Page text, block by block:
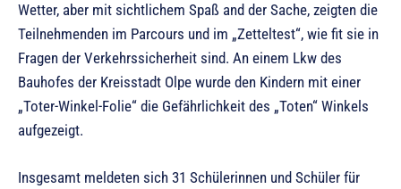
Wetter, aber mit sichtlichem Spaß and der Sache, zeigten die
Teilnehmenden im Parcours und im „Zetteltest“, wie fit sie in
Fragen der Verkehrssicherheit sind. An einem Lkw des
Bauhofes der Kreisstadt Olpe wurde den Kindern mit einer
„Toter-Winkel-Folie“ die Gefährlichkeit des „Toten“ Winkels
aufgezeigt.
Insgesamt meldeten sich 31 Schülerinnen und Schüler für